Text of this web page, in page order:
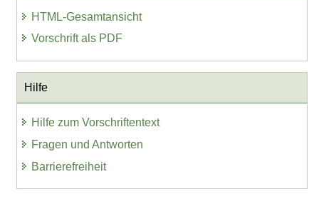
HTML-Gesamtansicht
Vorschrift als PDF
Hilfe
Hilfe zum Vorschriftentext
Fragen und Antworten
Barrierefreiheit